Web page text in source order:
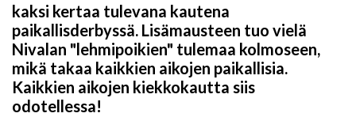
kaksi kertaa tulevana kautena
paikallisderbyssä. Lisämausteen tuo vielä
Nivalan "lehmipoikien" tulemaa kolmoseen,
mikä takaa kaikkien aikojen paikallisia.
Kaikkien aikojen kiekkokautta siis
odotellessa!